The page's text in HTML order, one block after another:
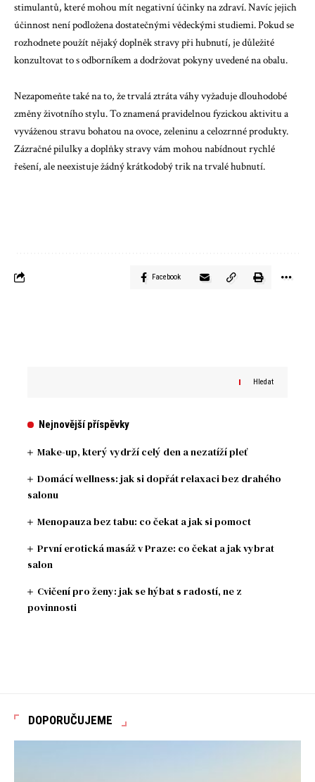
stimulantů, které mohou mít negativní účinky na zdraví. Navíc jejich
účinnost není podložena dostatečnými vědeckými studiemi. Pokud se
rozhodnete použít nějaký doplněk stravy při hubnutí, je důležité
konzultovat to s odborníkem a dodržovat pokyny uvedené na obalu.
Nezapomeňte také na to, že trvalá ztráta váhy vyžaduje dlouhodobé
změny životního stylu. To znamená pravidelnou fyzickou aktivitu a
vyváženou stravu bohatou na ovoce, zeleninu a celozrnné produkty.
Zázračné pilulky a doplňky stravy vám mohou nabídnout rychlé
řešení, ale neexistuje žádný krátkodobý trik na trvalé hubnutí.
Facebook
Hledat
Nejnovější příspěvky
Make-up, který vydrží celý den a nezatíží pleť
Domácí wellness: jak si dopřát relaxaci bez drahého
salonu
Menopauza bez tabu: co čekat a jak si pomoct
První erotická masáž v Praze: co čekat a jak vybrat
salon
Cvičení pro ženy: jak se hýbat s radostí, ne z
povinnosti
DOPORUČUJEME